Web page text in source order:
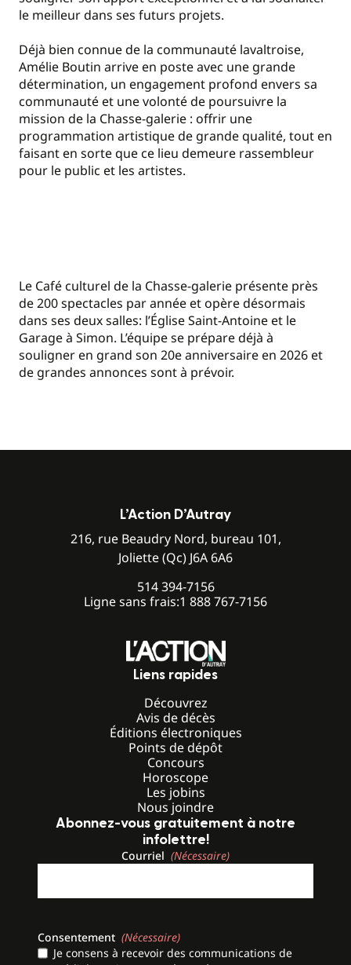
le meilleur dans ses futurs projets.
Déjà bien connue de la communauté lavaltroise,
Amélie Boutin arrive en poste avec une grande
détermination, un engagement profond envers sa
communauté et une volonté de poursuivre la
mission de la Chasse-galerie : offrir une
programmation artistique de grande qualité, tout en
faisant en sorte que ce lieu demeure rassembleur
pour le public et les artistes.
Le Café culturel de la Chasse-galerie présente près
de 200 spectacles par année et opère désormais
dans ses deux salles: l’Église Saint-Antoine et le
Garage à Simon. L’équipe se prépare déjà à
souligner en grand son 20e anniversaire en 2026 et
de grandes annonces sont à prévoir.
L’Action D’Autray
216, rue Beaudry Nord, bureau 101,
Joliette (Qc) J6A 6A6
514 394-7156
Ligne sans frais:1 888 767-7156
Liens rapides
Découvrez
Avis de décès
Éditions électroniques
Points de dépôt
Concours
Horoscope
Les jobins
Nous joindre
Abonnez-vous gratuitement à notre
infolettre!
Courriel (Nécessaire)
Consentement (Nécessaire)
Je consens à recevoir des communications de